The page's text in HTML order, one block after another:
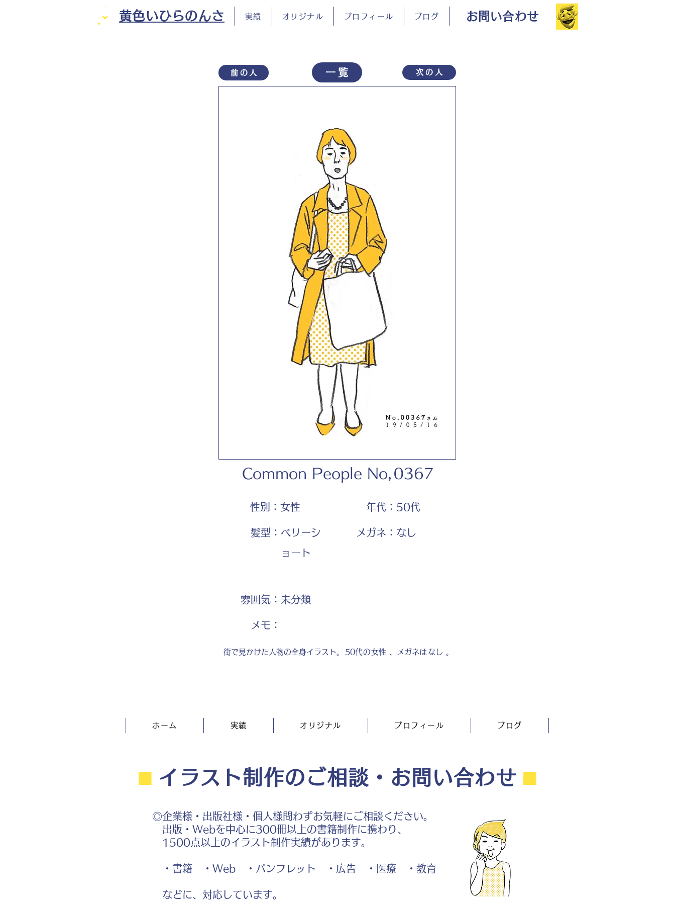
黄色いひらのんさ 実績 オリジナル プロフィール ブログ お問い合わせ
前の人 一覧 次の人
Common People No, 0367
性別： 女性
髪型： ベリーシ
ョート
年代： 50代
メガネ： なし
雰囲気： 未分類
​メモ：
街で見かけた人物の全身イラスト。 50代の女性 、メガネは なし 。
ホーム 実績 オリジナル プロフィール ブログ
⬛︎ イラスト制作のご相談・お問い合わせ ⬛︎
◎企業様・出版社様・個人様問わずお気軽にご相談ください。
出版・Webを中心に300冊以上の書籍制作に携わり、
1500点以上のイラスト制作実績があります。
・書籍 ・Web ・パンフレット ・広告 ・医療 ・教育
などに、対応しています。